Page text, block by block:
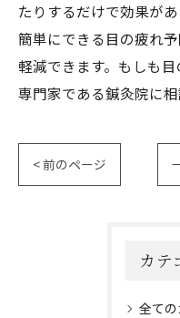
たりするだけで効果が
簡単にできる目の疲れ
軽減できます。もしも
専門家である鍼灸院に
< 前のページ
カテ
全て